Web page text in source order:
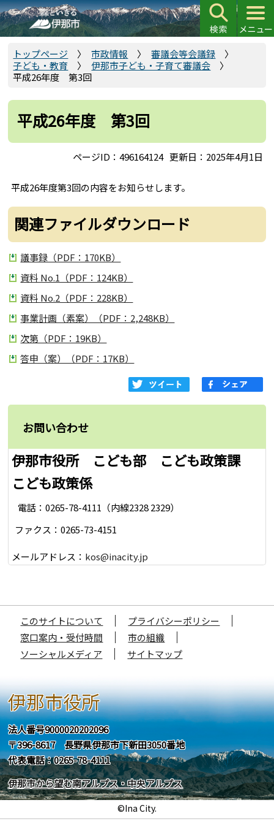
こ
の
ペ
先
トップページ 市政情報
審議会等会議録
子ども・教育
伊那市子ども・子育て審議会
平成26年度 第3回
平成26年度 第3回
ページID：496164124 更新日：2025年4月1日
平成26年度第3回の内容をお知らせします。
関連ファイルダウンロード
議事録（PDF：170KB）
資料 No.1（PDF：124KB）
資料 No.2（PDF：228KB）
事業計画（素案）（PDF：2,248KB）
次第（PDF：19KB）
答申（案）（PDF：17KB）
お問い合わせ
伊那市役所 こども部 こども政策課
こども政策係
電話：0265-78-4111（内線2328 2329）
ファクス：0265-73-4151
メールアドレス： kos@inacity.jp
このサイトについて
プライバシーポリシー
窓口案内・受付時間
市の組織
ソーシャルメディア
サイトマップ
伊那市役所
法人番号9000020202096
〒396-8617 長野県伊那市下新田3050番地
代表電話：0265-78-4111
伊那市から望む南アルプス・中央アルプス
©Ina City.